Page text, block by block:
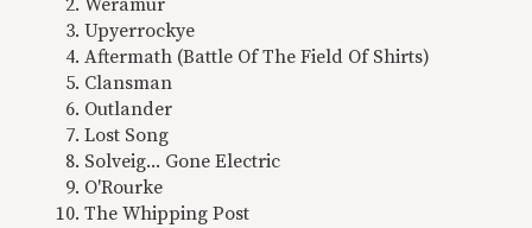
Weramur
Upyerrockye
Aftermath (Battle Of The Field Of Shirts)
Clansman
Outlander
Lost Song
Solveig... Gone Electric
O'Rourke
The Whipping Post